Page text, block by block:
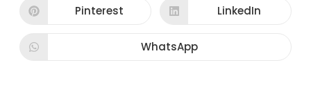
autre
fenêtre
autre
fenêtre
Ouvrir
Pinterest Ouvrir
LinkedIn
Ouvrir
WhatsApp